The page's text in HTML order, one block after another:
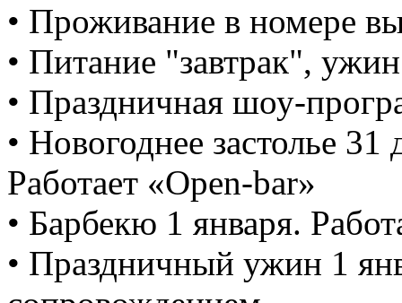
• Проживание в номере
• Питание "завтрак",
• Праздничная шоу-
• Новогоднее застолье 31
Работает «Оpen-bar»
• Барбекю 1 января.
• Праздничный ужин 1